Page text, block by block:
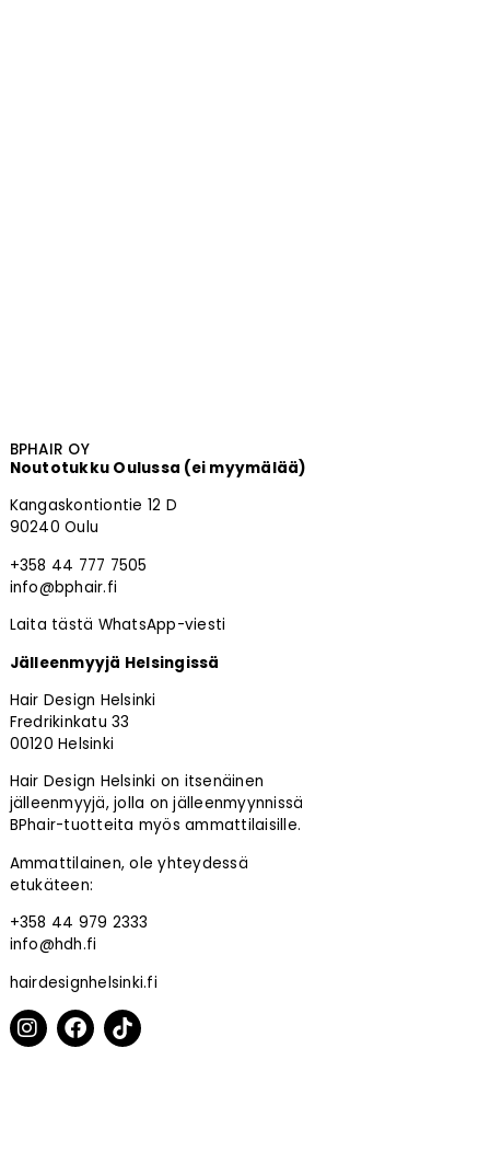
BPHAIR OY
Noutotukku Oulussa (ei myymälää)
Kangaskontiontie 12 D
90240 Oulu
+358 44 777 7505
info@bphair.fi
Laita tästä WhatsApp-viesti
Jälleenmyyjä Helsingissä
Hair Design Helsinki
Fredrikinkatu 33
00120 Helsinki
Hair Design Helsinki on itsenäinen
jälleenmyyjä, jolla on jälleenmyynnissä
BPhair-tuotteita myös ammattilaisille.
Ammattilainen, ole yhteydessä
etukäteen:
+358 44 979 2333
info@hdh.fi
hairdesignhelsinki.fi